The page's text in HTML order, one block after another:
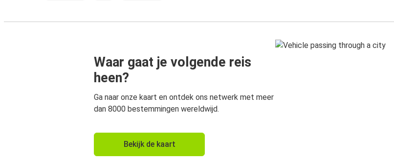
Waar gaat je volgende reis
heen?
Ga naar onze kaart en ontdek ons netwerk met meer
dan 8000 bestemmingen wereldwijd.
Bekijk de kaart